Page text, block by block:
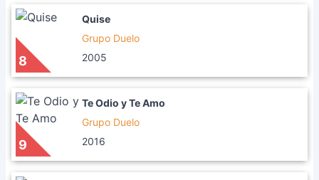
8
Quise
Grupo Duelo
2005
9
Te Odio y Te Amo
Grupo Duelo
2016